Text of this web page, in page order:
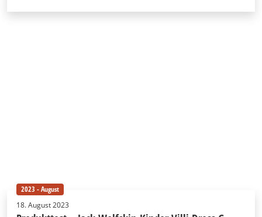
2023 - August
18. August 2023